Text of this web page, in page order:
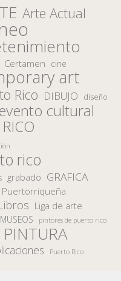
Arte Actual
Certamen cine
art
Rico DIBUJO diseño
evento cultural
rico
grabado GRAFICA
Liga de arte
MUSEOS pintores de puerto rico
PINTURA
Puerto Rico